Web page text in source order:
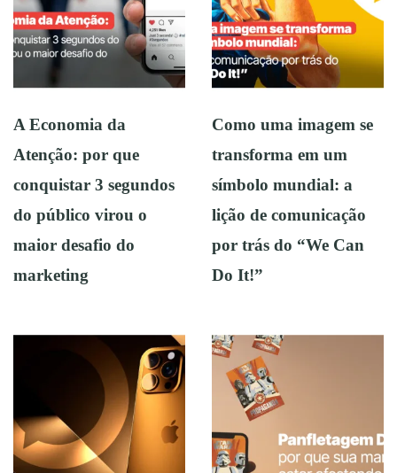
A Economia da
Atenção: por que
conquistar 3 segundos
do público virou o
maior desafio do
marketing
Como uma imagem se
transforma em um
símbolo mundial: a
lição de comunicação
por trás do “We Can
Do It!”